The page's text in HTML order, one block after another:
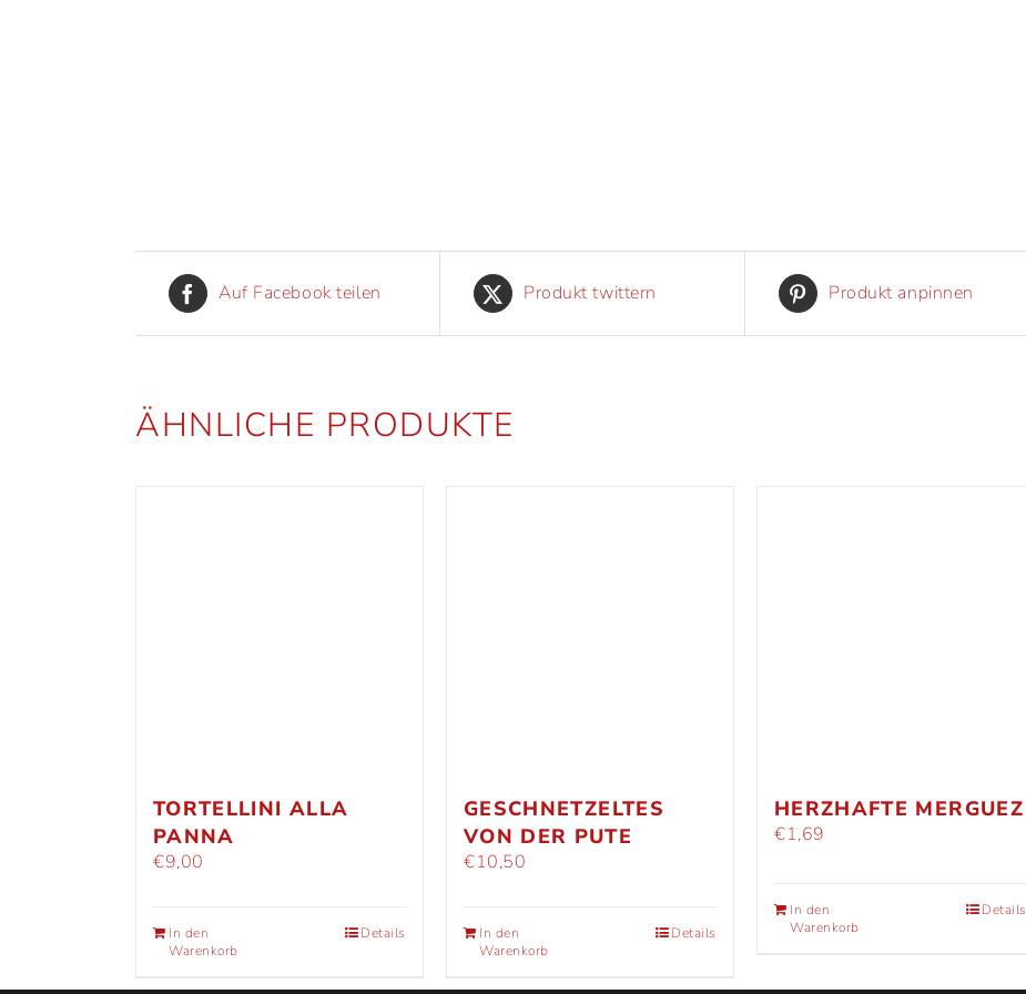
Auf Facebook teilen Produkt twittern Produkt anpinnen
ÄHNLICHE PRODUKTE
TORTELLINI ALLA
PANNA
€9,00
In den
Warenkorb
Details
GESCHNETZELTES
VON DER PUTE
€10,50
In den
Warenkorb
Details
HERZHAFTE MERGUEZ
€1,69
In den
Warenkorb
Details